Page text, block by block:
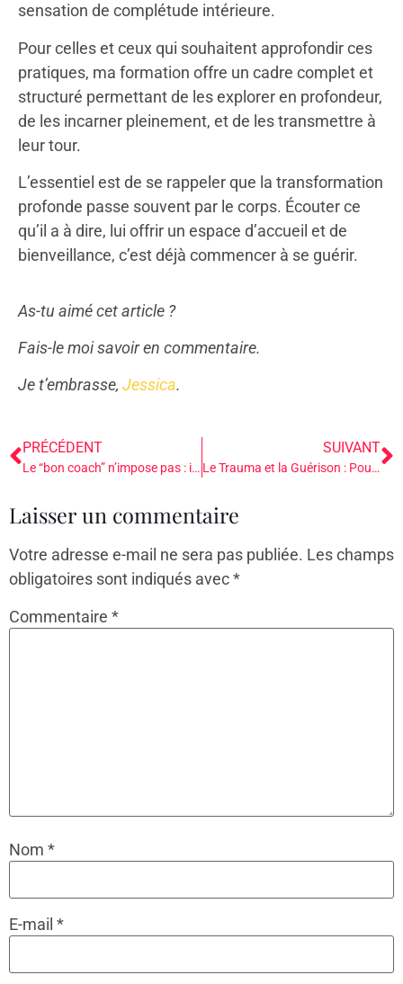
sensation de complétude intérieure.
Pour celles et ceux qui souhaitent approfondir ces
pratiques, ma formation offre un cadre complet et
structuré permettant de les explorer en profondeur,
de les incarner pleinement, et de les transmettre à
leur tour.
L’essentiel est de se rappeler que la transformation
profonde passe souvent par le corps. Écouter ce
qu’il a à dire, lui offrir un espace d’accueil et de
bienveillance, c’est déjà commencer à se guérir.
As-tu aimé cet article ?
Fais-le moi savoir en commentaire.
Je t’embrasse, Jessica.
PRÉCÉDENT
Le “bon coach” n’impose pas : il écoute, respecte, guide avec conscience et ne conseille pas
SUIVANT
Le Trauma et la Guérison : Pourquoi se Guérir Soi-Même Avant d’Accompagner les Autres
Laisser un commentaire
Votre adresse e-mail ne sera pas publiée. Les champs
obligatoires sont indiqués avec*
Commentaire *
Nom *
E-mail *